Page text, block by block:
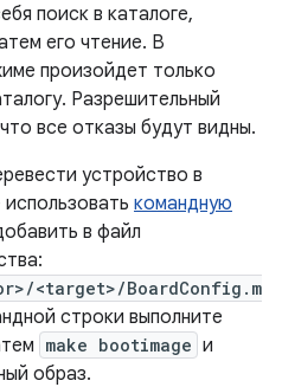
поиск в каталоге,
его чтение. В
произойдет только
Разрешительный
все отказы будут видны.
устройство в
командную
в файл
<target>/BoardConfig.m
строки выполните
make bootimage и
образ.